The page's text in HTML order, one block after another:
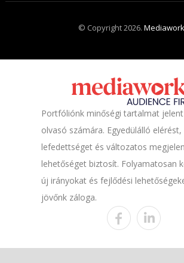
© Copyright 2026.
Portfóliónk minőségi tartalmat
olvasó számára. Egyedülálló
lefedettséget és változatos
lehetőséget biztosít. Folyamatosan
új irányokat és fejlődési
jövőnk záloga.